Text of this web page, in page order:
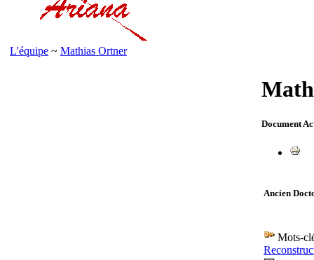
L'équipe ~ Mathias Ortner
Document
Ancien
Mots-